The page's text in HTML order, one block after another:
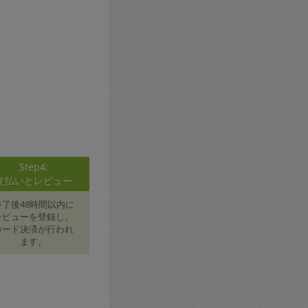
Step4:
払いとレビュー
後48時間以内に
ューを登録し、
ード決済が行われ
ます。